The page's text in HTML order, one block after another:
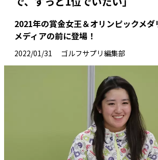
2021年の賞金女王＆オリンピックメ
メディアの前に登場！
2022/01/31 ゴルフサプリ編集部